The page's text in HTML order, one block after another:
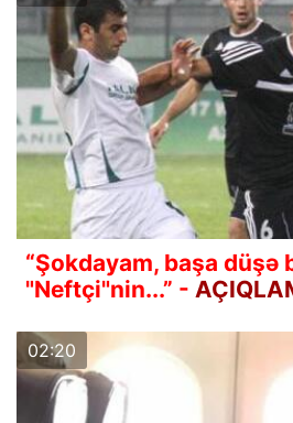
“Şokdayam, başa düşə
"Neftçi"nin...” -
02:20